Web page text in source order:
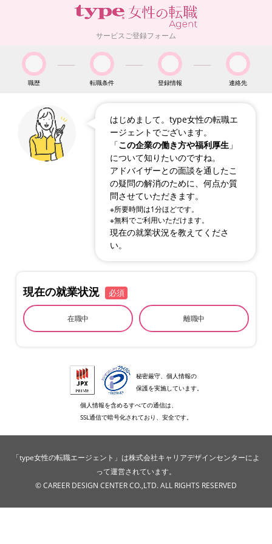
サービスご登録フォーム
職歴 転職条件 登録情報 連絡先
はじめまして。type女性の転職エ
ージェントでございます。
「この企業の働き方や福利厚生」
について知りたいのですね。
アドバイザーとの面談を通したこ
の疑問の解消のために、何点か質
問させていただきます。
※所要時間は1分ほどです。
※無料でご利用いただけます。
現在の就業状況を教えてくださ
い。
現在の就業状況 必須
在職中 離職中
秘密厳守、個人情報の
保護を実施しています。
個人情報を含めるすべての通信は、
SSL通信で暗号化されており、安全です。
「type女性の転職エージェント」は株式会社キャリアデザインセンターによ
って運営されています。
© CAREER DESIGN CENTER CO.,LTD. ALL RIGHTS RESERVED